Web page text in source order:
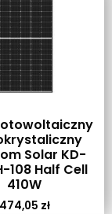
Solar KD-
108 Half Cell
410W
474,05 zł